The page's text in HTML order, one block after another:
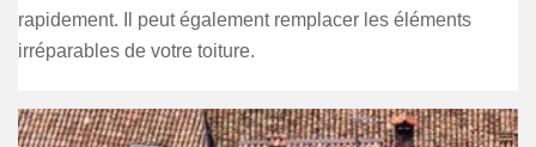
rapidement. Il peut également remplacer les éléments
irréparables de votre toiture.